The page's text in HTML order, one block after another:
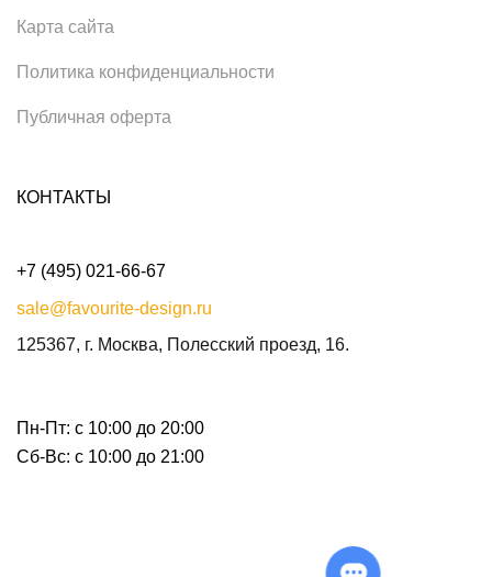
Карта сайта
Политика конфиденциальности
Публичная оферта
КОНТАКТЫ
+7 (495) 021-66-67
sale@favourite-design.ru
125367, г. Москва, Полесский проезд, 16.
Пн-Пт: с 10:00 до 20:00
Сб-Вс: с 10:00 до 21:00